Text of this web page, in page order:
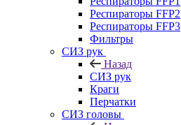
Респираторы FFP2
Респираторы FFP3
Фильтры
СИЗ рук
Назад
СИЗ рук
Краги
Перчатки
СИЗ головы